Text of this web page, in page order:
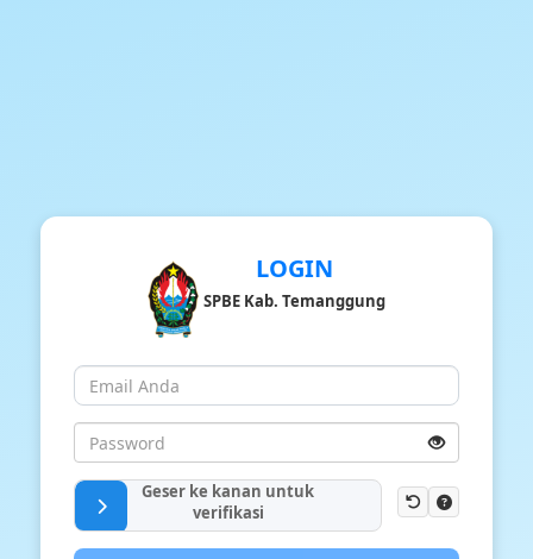
LOGIN
SPBE Kab. Temanggung
Geser ke kanan untuk
verifikasi